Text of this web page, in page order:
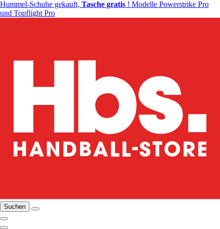
Hummel-Schuhe gekauft, Tasche gratis ! Modelle Powerstrike Pro
und Topflight Pro
Suchen